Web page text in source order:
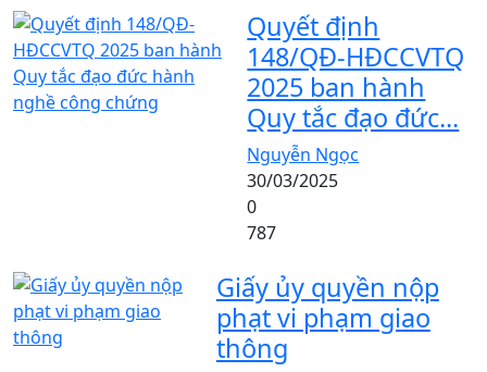
Quyết định
148/QĐ-HĐCCVTQ
2025 ban hành
Quy tắc đạo đức...
Nguyễn Ngọc
30/03/2025
0
787
Giấy ủy quyền nộp
phạt vi phạm giao
thông